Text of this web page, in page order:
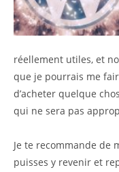
réellement utiles, et
que je pourrais me
d’acheter quelque
qui ne sera pas
Je te recommande de
puisses y revenir et